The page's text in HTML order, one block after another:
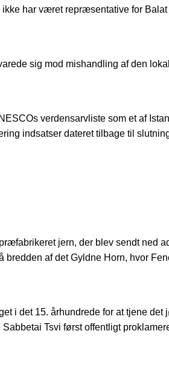
ikke har været repræsentative for
sig mod mishandling af den
verdensarvliste som et af
indsatser dateret tilbage til
jern, der blev sendt ned
bredden af det Gyldne Horn, hvor
i det 15. århundrede for at tjene
Tsvi først offentligt